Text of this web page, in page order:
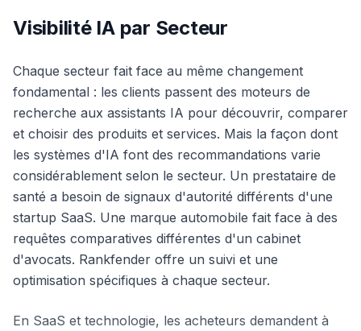
Visibilité IA par Secteur
Chaque secteur fait face au même changement
fondamental : les clients passent des moteurs de
recherche aux assistants IA pour découvrir, comparer
et choisir des produits et services. Mais la façon dont
les systèmes d'IA font des recommandations varie
considérablement selon le secteur. Un prestataire de
santé a besoin de signaux d'autorité différents d'une
startup SaaS. Une marque automobile fait face à des
requêtes comparatives différentes d'un cabinet
d'avocats. Rankfender offre un suivi et une
optimisation spécifiques à chaque secteur.
En SaaS et technologie, les acheteurs demandent à